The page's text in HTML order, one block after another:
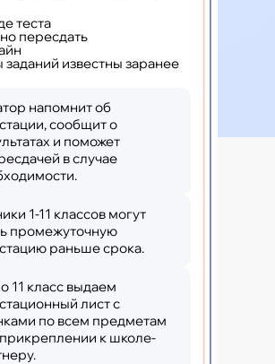
теста
пересдать
заданий известны заранее
напомнит об
сообщит о
и поможет
в случае
1-11 классов могут
промежуточную
раньше срока.
11 класс выдаем
лист с
по всем предметам
к школе-